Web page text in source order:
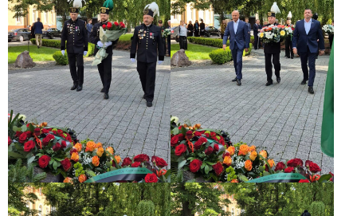
UE
Wydarzenia
Projekt
FEDS
REGULAMIN
UCZESTNICTWA
W
PROJEKCIE
Formularz